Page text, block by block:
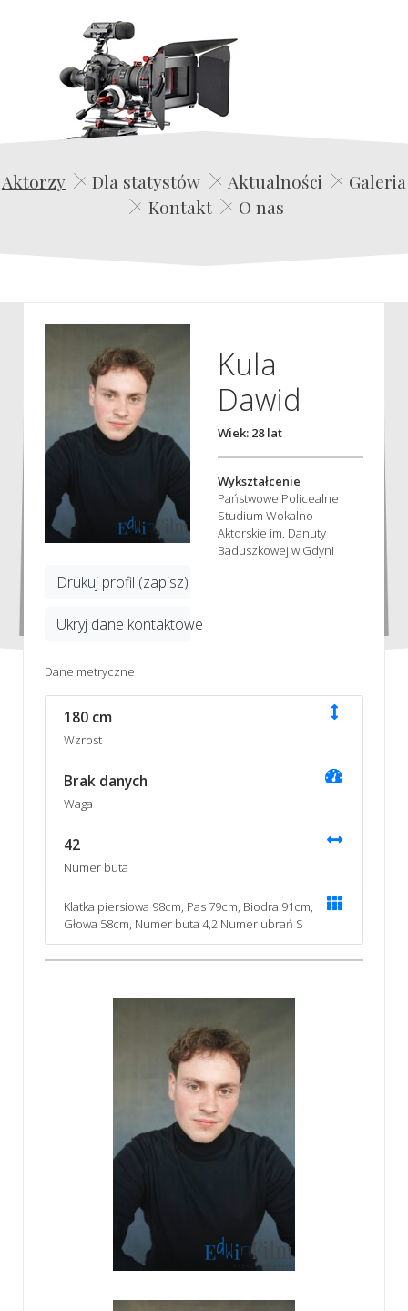
Edwin Film Agencja Aktorska
Aktorzy Dla statystów Aktualności
Galeria
Kontakt
O nas
Drukuj profil (zapisz)
Ukryj dane kontaktowe
Kula
Dawid
Wiek: 28 lat
Wykształcenie
Państwowe Policealne
Studium Wokalno
Aktorskie im. Danuty
Baduszkowej w Gdyni
Dane metryczne
180 cm
Wzrost
Brak danych
Waga
42
Numer buta
Klatka piersiowa 98cm, Pas 79cm, Biodra 91cm,
Głowa 58cm, Numer buta 4,2 Numer ubrań S